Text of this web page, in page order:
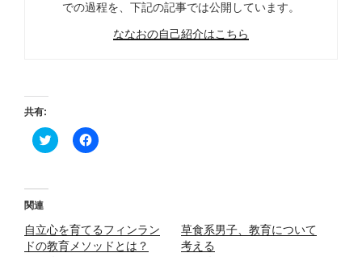
での過程を、下記の記事では公開しています。
ななおの自己紹介はこちら
共有:
ク
リ
i
t
t
e
F
a
共
有
す
関連
自立心を育てるフィンラン
ドの教育メソッドとは？
草食系男子、教育について
考える